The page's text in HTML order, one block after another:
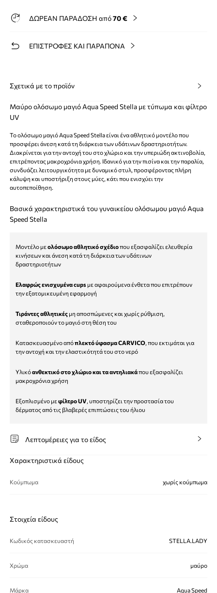
ΔΩΡΕΑΝ ΠΑΡΑΔΟΣΗ από70 €
ΕΠΙΣΤΡΟΦΕΣ ΚΑΙ ΠΑΡΑΠΟΝΑ
Σχετικά με το προϊόν
Μαύρο ολόσωμο μαγιό Aqua Speed Stella με τύπωμα και φίλτρο
UV
Το ολόσωμο μαγιό Aqua Speed Stella είναι ένα αθλητικό μοντέλο που
προσφέρει άνεση κατά τη διάρκεια των υδάτινων δραστηριοτήτων.
Διακρίνεται για την αντοχή του στο χλώριο και την υπεριώδη ακτινοβολία,
επιτρέποντας μακροχρόνια χρήση. Ιδανικό για την πισίνα και την παραλία,
συνδυάζει λειτουργικότητα με δυναμικό στυλ, προσφέροντας πλήρη
κάλυψη και υποστήριξη στους μύες, κάτι που ενισχύει την
αυτοπεποίθηση.
Βασικά χαρακτηριστικά του γυναικείου ολόσωμου μαγιό Aqua
Speed Stella
Μοντέλο μεολόσωμο αθλητικό σχέδιοπου εξασφαλίζει ελευθερία
κινήσεων και άνεση κατά τη διάρκεια των υδάτινων
δραστηριοτήτων
Ελαφρώς ενισχυμένα cups με αφαιρούμενα ένθετα που επιτρέπουν
την εξατομικευμένη εφαρμογή
Τιράντες αθλητικές μη αποσπώμενες και χωρίς ρύθμιση,
σταθεροποιούν το μαγιό στη θέση του
Κατασκευασμένο απόπλεκτό ύφασμα CARVICO, που εκτιμάται για
την αντοχή και την ελαστικότητά του στο νερό
Υλικόανθεκτικό στο χλώριο και τα αντηλιακάπου εξασφαλίζει
μακροχρόνια χρήση
Εξοπλισμένο μεφίλτρο UV, υποστηρίζει την προστασία του
δέρματος από τις βλαβερές επιπτώσεις του ήλιου
Λεπτομέρειες για το είδος
Χαρακτηριστικά είδους
Κούμπωμα χωρίς κούμπωμα
Στοιχεία είδους
Κωδικός κατασκευαστή STELLA.LADY
Χρώμα μαύρο
Μάρκα Aqua Speed